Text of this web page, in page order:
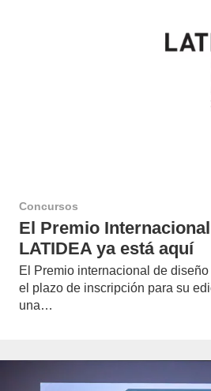
Concursos
El Premio
LATIDEA ya está aquí
El Premio internacional de
el plazo de inscripción para su
una…